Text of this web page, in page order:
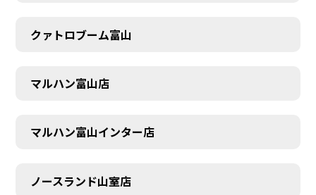
クァトロブーム富山
マルハン富山店
マルハン富山インター店
ノースランド山室店